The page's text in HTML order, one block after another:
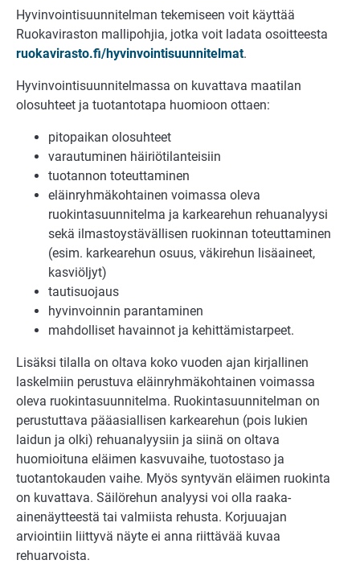
Hyvinvointisuunnitelman tekemiseen voit käyttää
Ruokaviraston mallipohjia, jotka voit ladata osoitteesta
ruokavirasto.fi/hyvinvointisuunnitelmat.
Hyvinvointisuunnitelmassa on kuvattava maatilan
olosuhteet ja tuotantotapa huomioon ottaen:
pitopaikan olosuhteet
varautuminen häiriötilanteisiin
tuotannon toteuttaminen
eläinryhmäkohtainen voimassa oleva
ruokintasuunnitelma ja karkearehun rehuanalyysi
sekä ilmastoystävällisen ruokinnan toteuttaminen
(esim. karkearehun osuus, väkirehun lisäaineet,
kasviöljyt)
tautisuojaus
hyvinvoinnin parantaminen
mahdolliset havainnot ja kehittämistarpeet.
Lisäksi tilalla on oltava koko vuoden ajan kirjallinen
laskelmiin perustuva eläinryhmäkohtainen voimassa
oleva ruokintasuunnitelma. Ruokintasuunnitelman on
perustuttava pääasiallisen karkearehun (pois lukien
laidun ja olki) rehuanalyysiin ja siinä on oltava
huomioituna eläimen kasvuvaihe, tuotostaso ja
tuotantokauden vaihe. Myös syntyvän eläimen ruokinta
on kuvattava. Säilörehun analyysi voi olla raaka-
ainenäytteestä tai valmiista rehusta. Korjuuajan
arviointiin liittyvä näyte ei anna riittävää kuvaa
rehuarvoista.